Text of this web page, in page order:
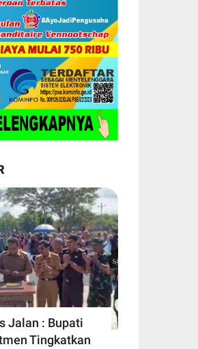
Jalan : Bupati
Tingkatkan